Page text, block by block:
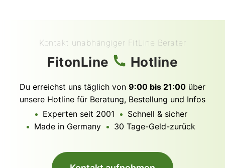
Kontakt unabhängiger FitLine Berater
FitonLine Hotline
Du erreichst uns täglich von 9:00 bis 21:00 über
unsere Hotline für Beratung, Bestellung und Infos
Experten seit 2001
Schnell & sicher
Made in Germany
30 Tage-Geld-zurück